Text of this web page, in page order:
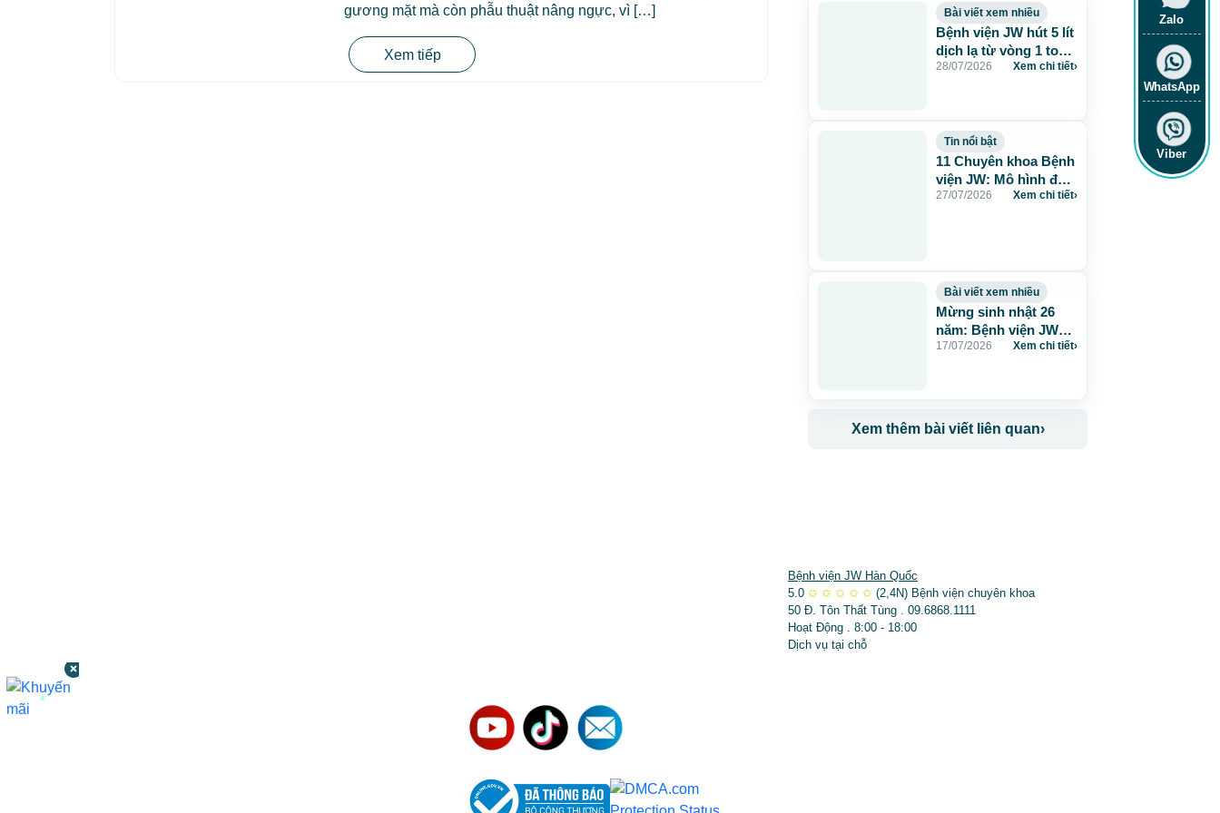
gương mặt mà còn phẫu thuật nâng ngực, vì […]
Xem tiếp
Bài viết xem nhiều
Bệnh viện JW hút 5 lít
dịch lạ từ vòng 1 to
115cm do tiêm mỡ
28/07/2026 Xem chi tiết›
Tin nổi bật
11 Chuyên khoa Bệnh
viện JW: Mô hình đa
khoa chuẩn Hàn chăm
27/07/2026 Xem chi tiết›
Bài viết xem nhiều
Mừng sinh nhật 26
năm: Bệnh viện JW
tặng 260 suất thẩm
17/07/2026 Xem chi tiết›
Xem thêm bài viết liên quan›
Zalo
WhatsApp
Viber
Bệnh viện JW Hàn Quốc
5.0 ✩ ✩ ✩ ✩ ✩ (2,4N) Bệnh viện chuyên khoa
50 Đ. Tôn Thất Tùng . 09.6868.1111
Hoạt Động . 8:00 - 18:00
Dịch vụ tại chỗ